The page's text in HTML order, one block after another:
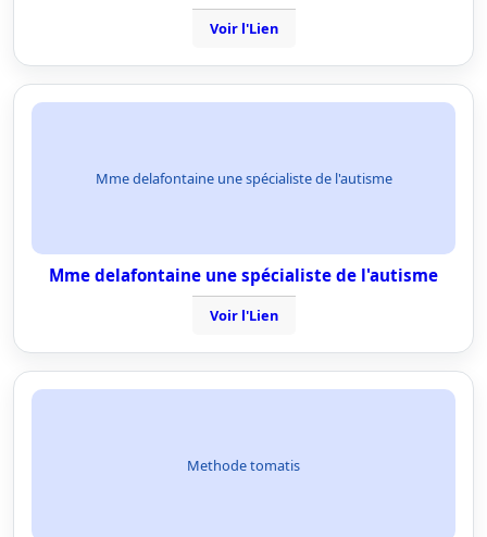
Voir l'Lien
Mme delafontaine une spécialiste de l'autisme
Mme delafontaine une spécialiste de l'autisme
Voir l'Lien
Methode tomatis